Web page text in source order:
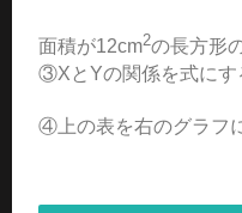
面積が12cm2の長方形
③XとYの関係を式にす
④上の表を右のグラフ